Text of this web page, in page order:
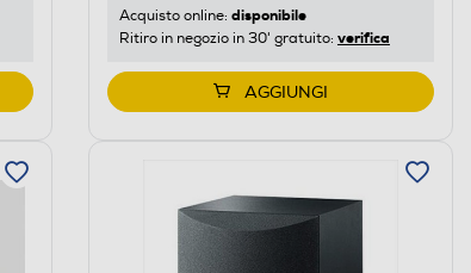
Acquisto online: disponibile
Ritiro in negozio in 30' gratuito: verifica
AGGIUNGI